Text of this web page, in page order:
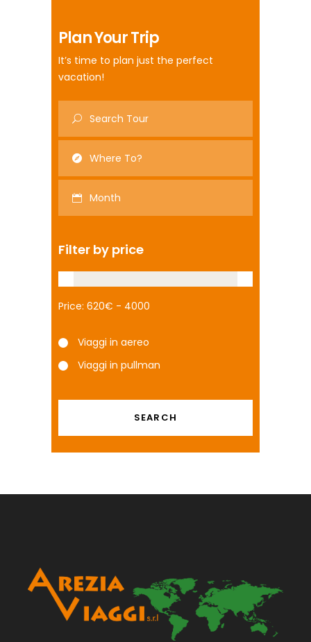
Plan Your Trip
It’s time to plan just the perfect
vacation!
Month
Filter by price
Price:
Viaggi in aereo
Viaggi in pullman